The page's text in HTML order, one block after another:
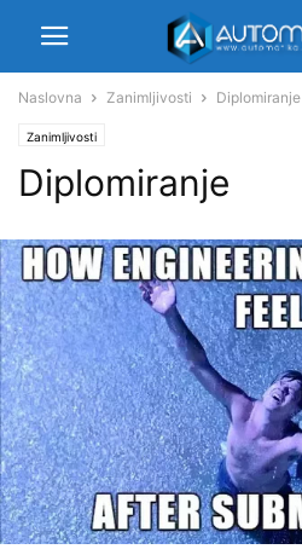
Naslovna Zanimljivosti Diplomiranje
Zanimljivosti
Diplomiranje